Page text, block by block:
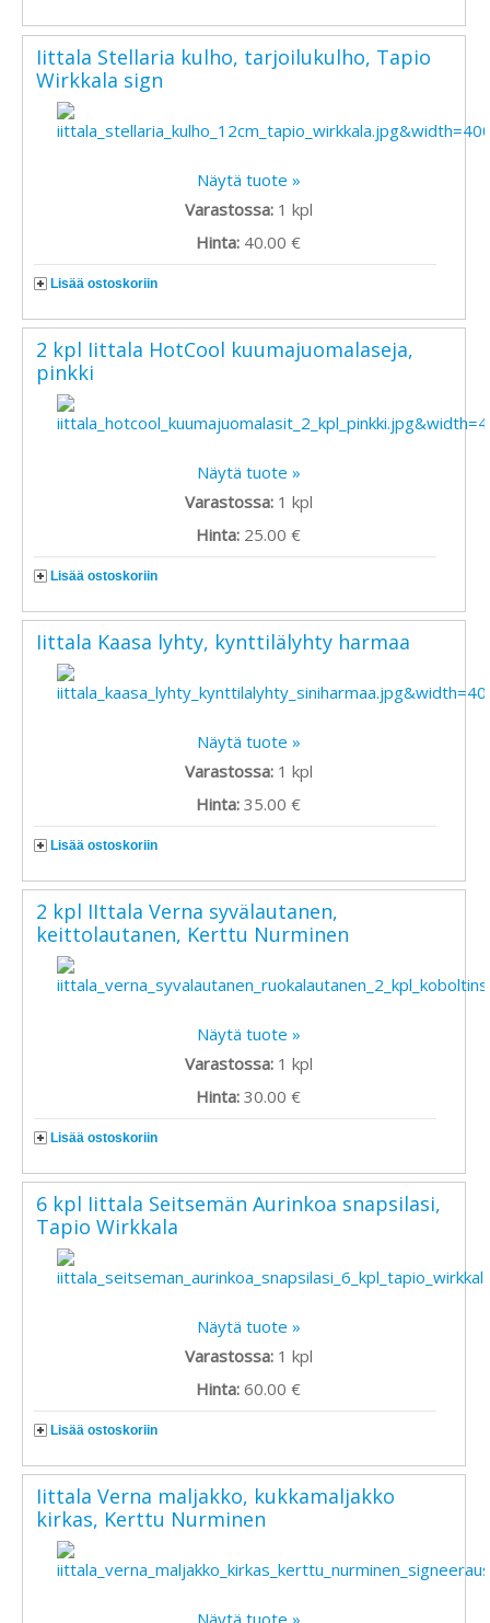
Iittala Stellaria kulho, tarjoilukulho, Tapio
Wirkkala sign
Näytä tuote »
Varastossa: 1 kpl
Hinta: 40.00 €
Lisää ostoskoriin
2 kpl Iittala HotCool kuumajuomalaseja,
pinkki
Näytä tuote »
Varastossa: 1 kpl
Hinta: 25.00 €
Lisää ostoskoriin
Iittala Kaasa lyhty, kynttilälyhty harmaa
Näytä tuote »
Varastossa: 1 kpl
Hinta:35.00 €
Lisää ostoskoriin
2 kpl IIttala Verna syvälautanen,
keittolautanen, Kerttu Nurminen
Näytä tuote »
Varastossa: 1 kpl
Hinta:30.00 €
Lisää ostoskoriin
6 kpl Iittala Seitsemän Aurinkoa snapsilasi,
Tapio Wirkkala
Näytä tuote »
Varastossa: 1 kpl
Hinta:60.00 €
Lisää ostoskoriin
Iittala Verna maljakko, kukkamaljakko
kirkas, Kerttu Nurminen